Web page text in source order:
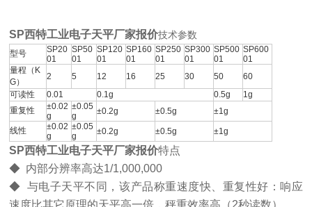
SP西特工业电子天平厂家报价技术参数
型号
SP20
01
SP50
01
SP120
01
SP160
01
SP250
01
SP300
01
SP500
01
SP600
01
量程（K
G）
2 5 12 16 25 30 50
60
可读性
0.01 0.1g 0.5g
1g
重复性
±0.02
g
±0.05
g
±0.2g ±0.5g
±1g
线性
±0.02
g
±0.05
g
±0.2g ±0.5g ±1g
SP西特工业电子天平厂家报价特点
◆ 内部分辨率高达1/1,000,000
◆ 与电子天平不同，该产品称重速度快、重复性好：响应
速度比其它原理的天平高一倍，秤重效率高（2秒读数）